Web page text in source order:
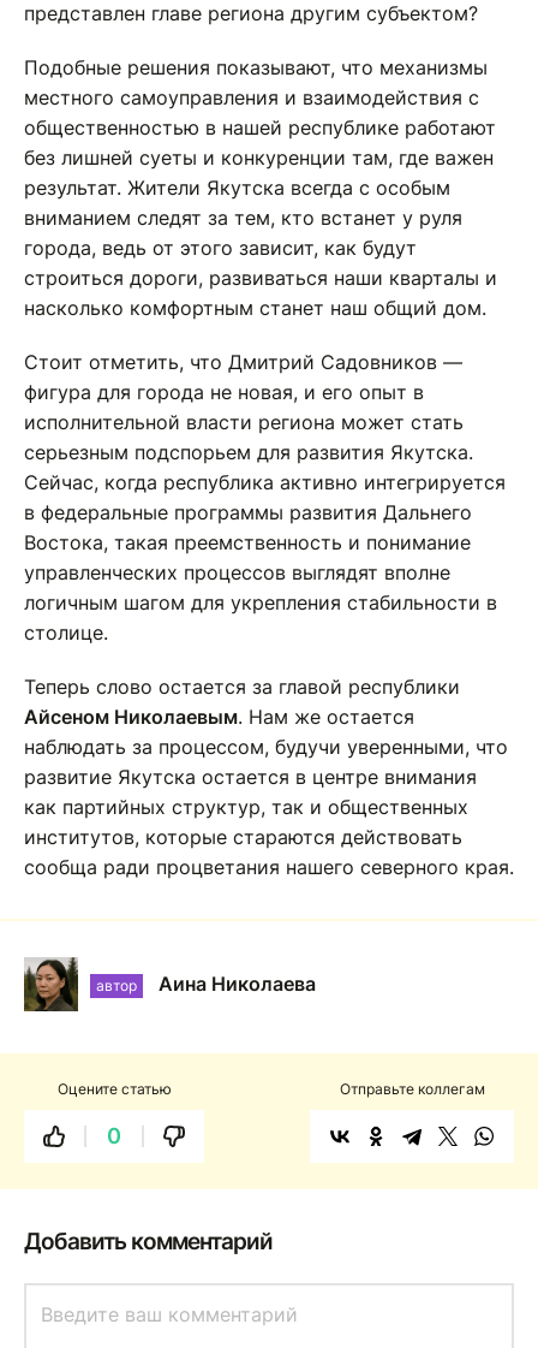
представлен главе региона другим субъектом?
Подобные решения показывают, что механизмы
местного самоуправления и взаимодействия с
общественностью в нашей республике работают
без лишней суеты и конкуренции там, где важен
результат. Жители Якутска всегда с особым
вниманием следят за тем, кто встанет у руля
города, ведь от этого зависит, как будут
строиться дороги, развиваться наши кварталы и
насколько комфортным станет наш общий дом.
Стоит отметить, что Дмитрий Садовников —
фигура для города не новая, и его опыт в
исполнительной власти региона может стать
серьезным подспорьем для развития Якутска.
Сейчас, когда республика активно интегрируется
в федеральные программы развития Дальнего
Востока, такая преемственность и понимание
управленческих процессов выглядят вполне
логичным шагом для укрепления стабильности в
столице.
Теперь слово остается за главой республики
Айсеном Николаевым. Нам же остается
наблюдать за процессом, будучи уверенными, что
развитие Якутска остается в центре внимания
как партийных структур, так и общественных
институтов, которые стараются действовать
сообща ради процветания нашего северного края.
автор Аина Николаева
Оцените статью
0
Отправьте коллегам
Добавить комментарий